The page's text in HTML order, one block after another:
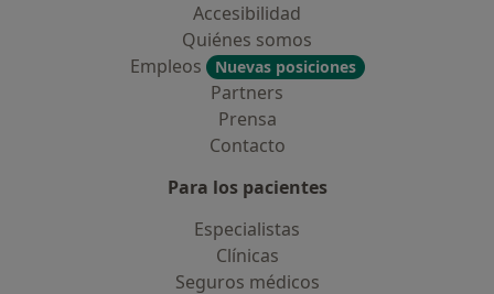
Accesibilidad
Quiénes somos
Empleos
Nuevas posiciones
Partners
Prensa
Contacto
Para los pacientes
Especialistas
Clínicas
Seguros médicos